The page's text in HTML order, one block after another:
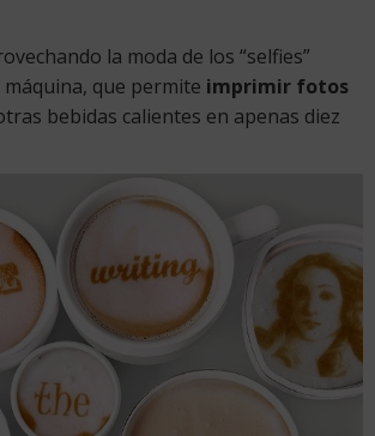
la moda de los “selfies”
que permite imprimir fotos
bebidas calientes en apenas diez